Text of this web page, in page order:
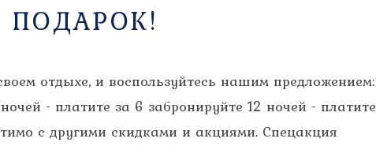
отдыхе, и воспользуйтесь нашим предложением:
- платите за 6 забронируйте 12 ночей - платите
с другими скидками и акциями. Спецакция